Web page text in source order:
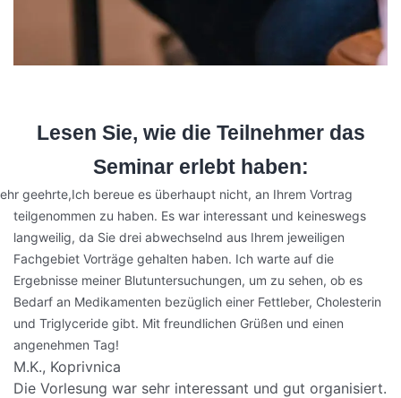
Lesen Sie, wie die Teilnehmer das
Seminar erlebt haben:
geehrte,Ich bereue es überhaupt nicht, an Ihrem Vortrag
teilgenommen zu haben. Es war interessant und keineswegs
langweilig, da Sie drei abwechselnd aus Ihrem jeweiligen
Fachgebiet Vorträge gehalten haben. Ich warte auf die
Ergebnisse meiner Blutuntersuchungen, um zu sehen, ob es
Bedarf an Medikamenten bezüglich einer Fettleber, Cholesterin
und Triglyceride gibt. Mit freundlichen Grüßen und einen
angenehmen Tag!
M.K., Koprivnica
Die Vorlesung war sehr interessant und gut organisiert.